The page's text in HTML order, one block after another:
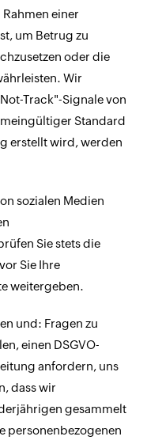
einer
um Betrug zu
oder die
Wir
Track"-Signale von
Standard
erstellt wird, werden
sozialen Medien
Sie stets die
Sie Ihre
weitergeben.
und: Fragen zu
einen DSGVO-
anfordern, uns
dass wir
gesammelt
personenbezogenen